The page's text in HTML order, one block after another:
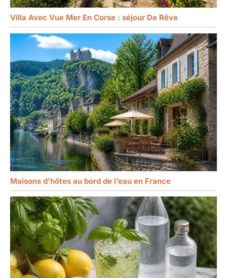
Villa Avec Vue Mer En Corse : séjour De Rêve
Maisons d’hôtes au bord de l’eau en France